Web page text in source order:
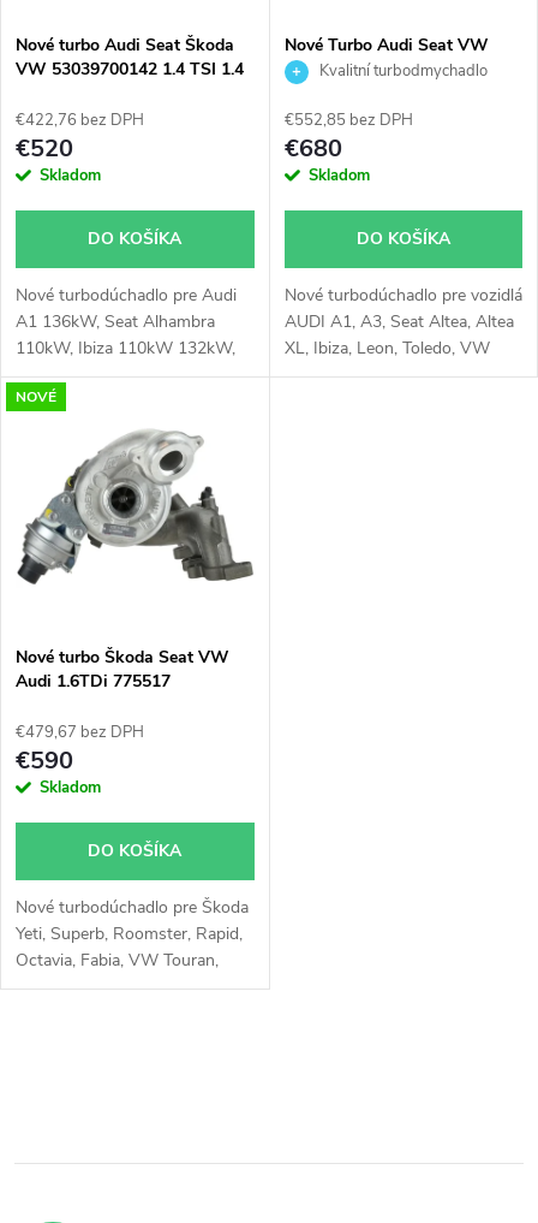
e
p
r
d
u
k
o
v
s
p
r
o
d
u
k
o
v
Nové turbo Audi Seat Škoda
VW 53039700142 1.4 TSI 1.4
€422,76 bez DPH
€520
Skladom
DO KOŠÍKA
Nové turbodúchadlo pre Audi
A1 136kW, Seat Alhambra
110kW, Ibiza 110kW 132kW,
Škoda Fabia 132kW, VW
Beetle 118kW, CC 118kW, EOS
118kW, Golf 103kW 118kW
125kW, Jetta 103kW 118kW
125kW, Passat 118kW, Polo
132kW, Scirocco 118kW,
Sharan 110kW, Tiguan 110kW
118kW, Touran 103kW 125kW
Nové Turbo Audi Seat VW
Škoda 1.2TFSI 1.2TSI IHI
Kvalitní turbodmychadlo
€552,85 bez DPH
€680
Skladom
DO KOŠÍKA
Nové turbodúchadlo pre vozidlá
AUDI A1, A3, Seat Altea, Altea
XL, Ibiza, Leon, Toledo, VW
Beetle, Caddy, Golf, Jetta, Polo,
NOVÉ
Nové turbo Škoda Seat VW
Audi 1.6TDi 775517
€479,67 bez DPH
€590
Skladom
DO KOŠÍKA
Nové turbodúchadlo pre Škoda
Yeti, Superb, Roomster, Rapid,
Octavia, Fabia, VW Touran,
Polo, Passat, Jetta, Golf, Caddy,
l